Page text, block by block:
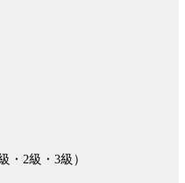
・2級・3級）